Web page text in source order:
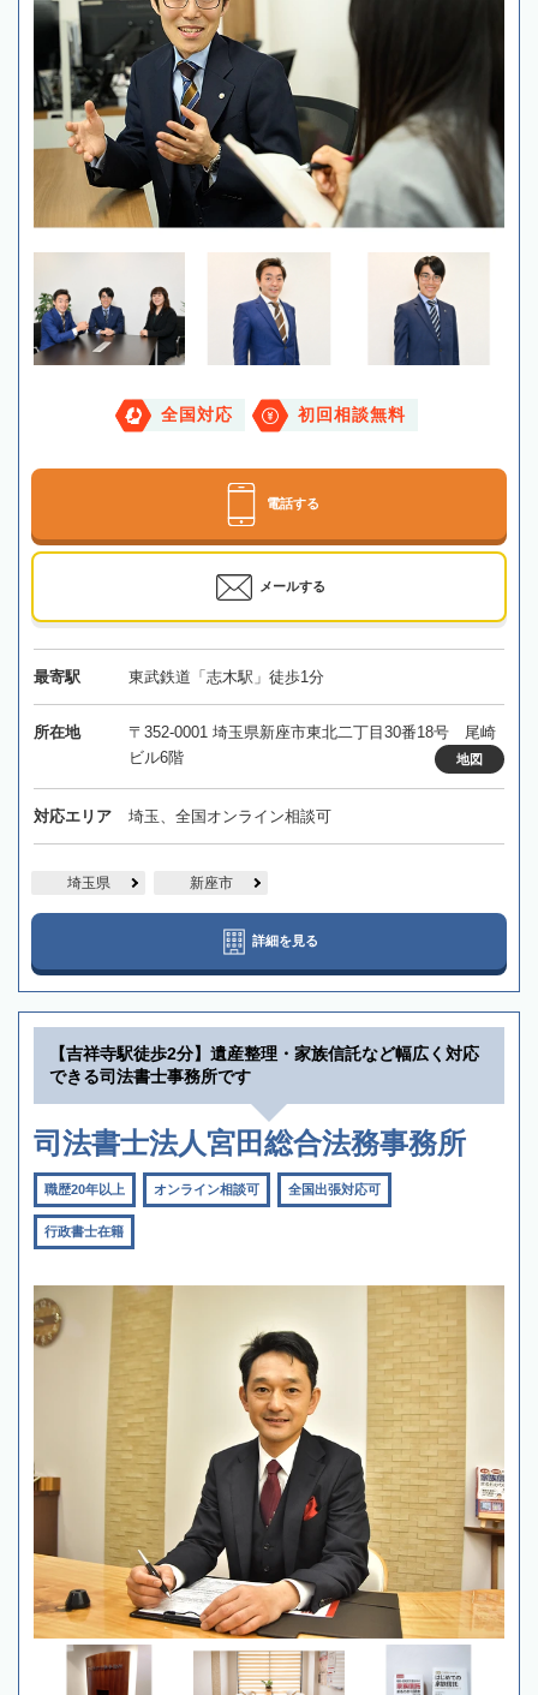
全国対応 初回相談無料
電話する
メールする
最寄駅 東武鉄道「志木駅」徒歩1分
所在地
〒352-0001 埼玉県新座市東北二丁目30番18号 尾崎
ビル6階
地図
対応エリア 埼玉、全国オンライン相談可
埼玉県 新座市
詳細を見る
【吉祥寺駅徒歩2分】遺産整理・家族信託など幅広く対応
できる司法書士事務所です
司法書士法人宮田総合法務事務所
職歴20年以上 オンライン相談可 全国出張対応可
行政書士在籍